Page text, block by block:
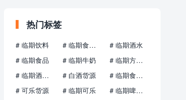
热门标签
# 临期饮料 # 临期食品批发仓库
# 临期酒水
# 临期食品
# 临期牛奶
# 临期方便面
# 临期酒水货源批发
# 白酒货源
# 临期食品批发折扣仓
# 可乐货源
# 临期可乐 # 临期啤酒货源